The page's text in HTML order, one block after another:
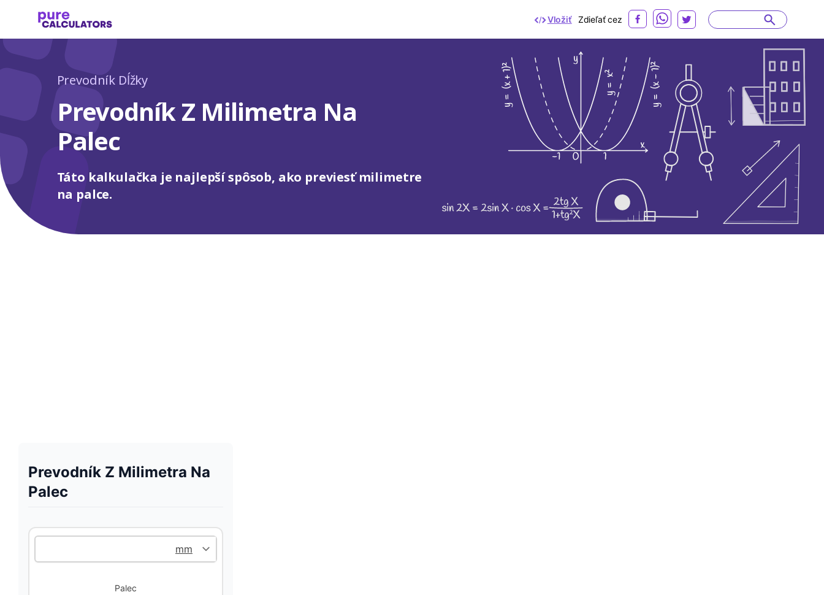
Vložiť Zdieľať cez
Prevodník Dĺžky
Prevodník Z Milimetra Na
Palec
Táto kalkulačka je najlepší spôsob, ako previesť milimetre
na palce.
Prevodník Z Milimetra Na
Palec
Palec